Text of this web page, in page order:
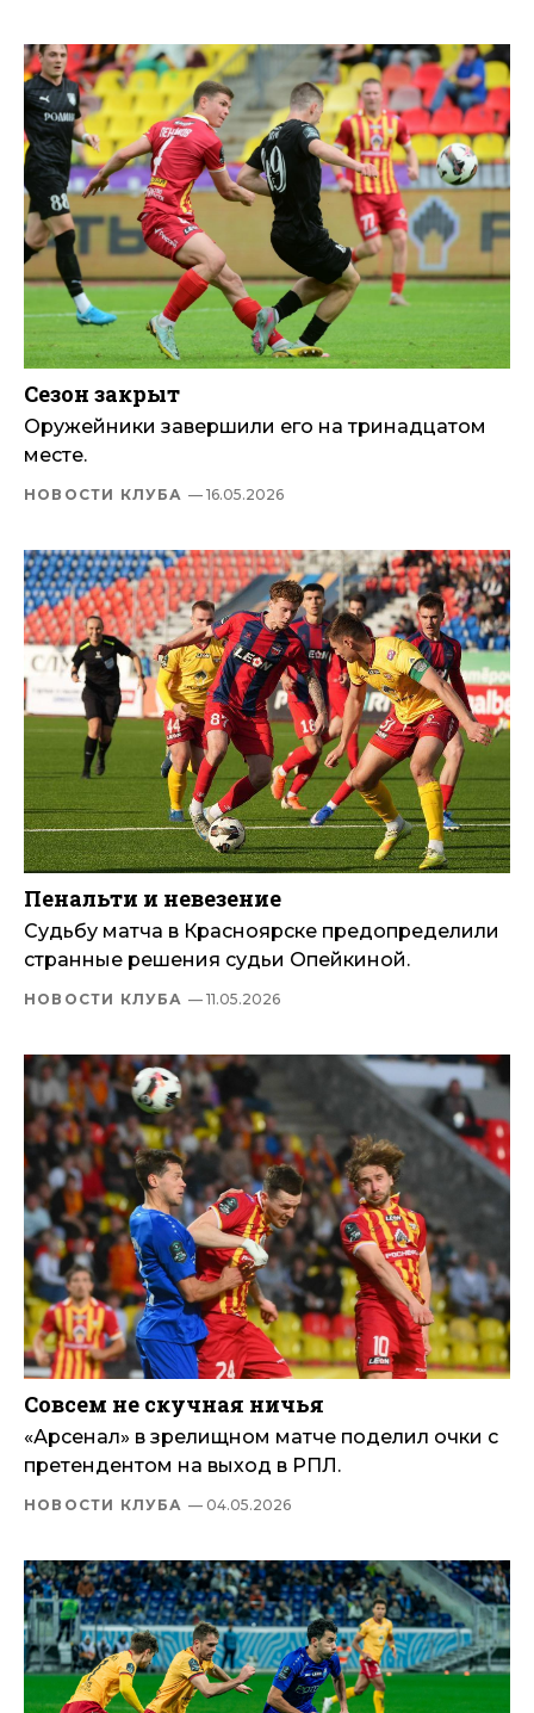
Сезон закрыт
Оружейники завершили его на тринадцатом
месте.
НОВОСТИ КЛУБА — 16.05.2026
Пенальти и невезение
Судьбу матча в Красноярске предопределили
странные решения судьи Опейкиной.
НОВОСТИ КЛУБА — 11.05.2026
Совсем не скучная ничья
«Арсенал» в зрелищном матче поделил очки с
претендентом на выход в РПЛ.
НОВОСТИ КЛУБА — 04.05.2026